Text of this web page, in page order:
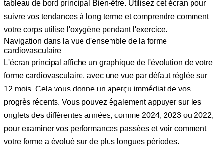
tableau de bord principal
Bien-être. Utilisez cet écran pour
suivre vos tendances à long terme et comprendre comment
votre corps utilise l'oxygène pendant l'exercice.
Navigation dans la vue d'ensemble de la forme
cardiovasculaire
L'écran principal affiche un graphique de l'évolution de votre
forme cardiovasculaire, avec une vue par défaut réglée sur
12 mois. Cela vous donne un aperçu immédiat de vos
progrès récents. Vous pouvez également appuyer sur les
onglets des différentes années, comme 2024, 2023 ou 2022,
pour examiner vos performances passées et voir comment
votre forme a évolué sur de plus longues périodes.